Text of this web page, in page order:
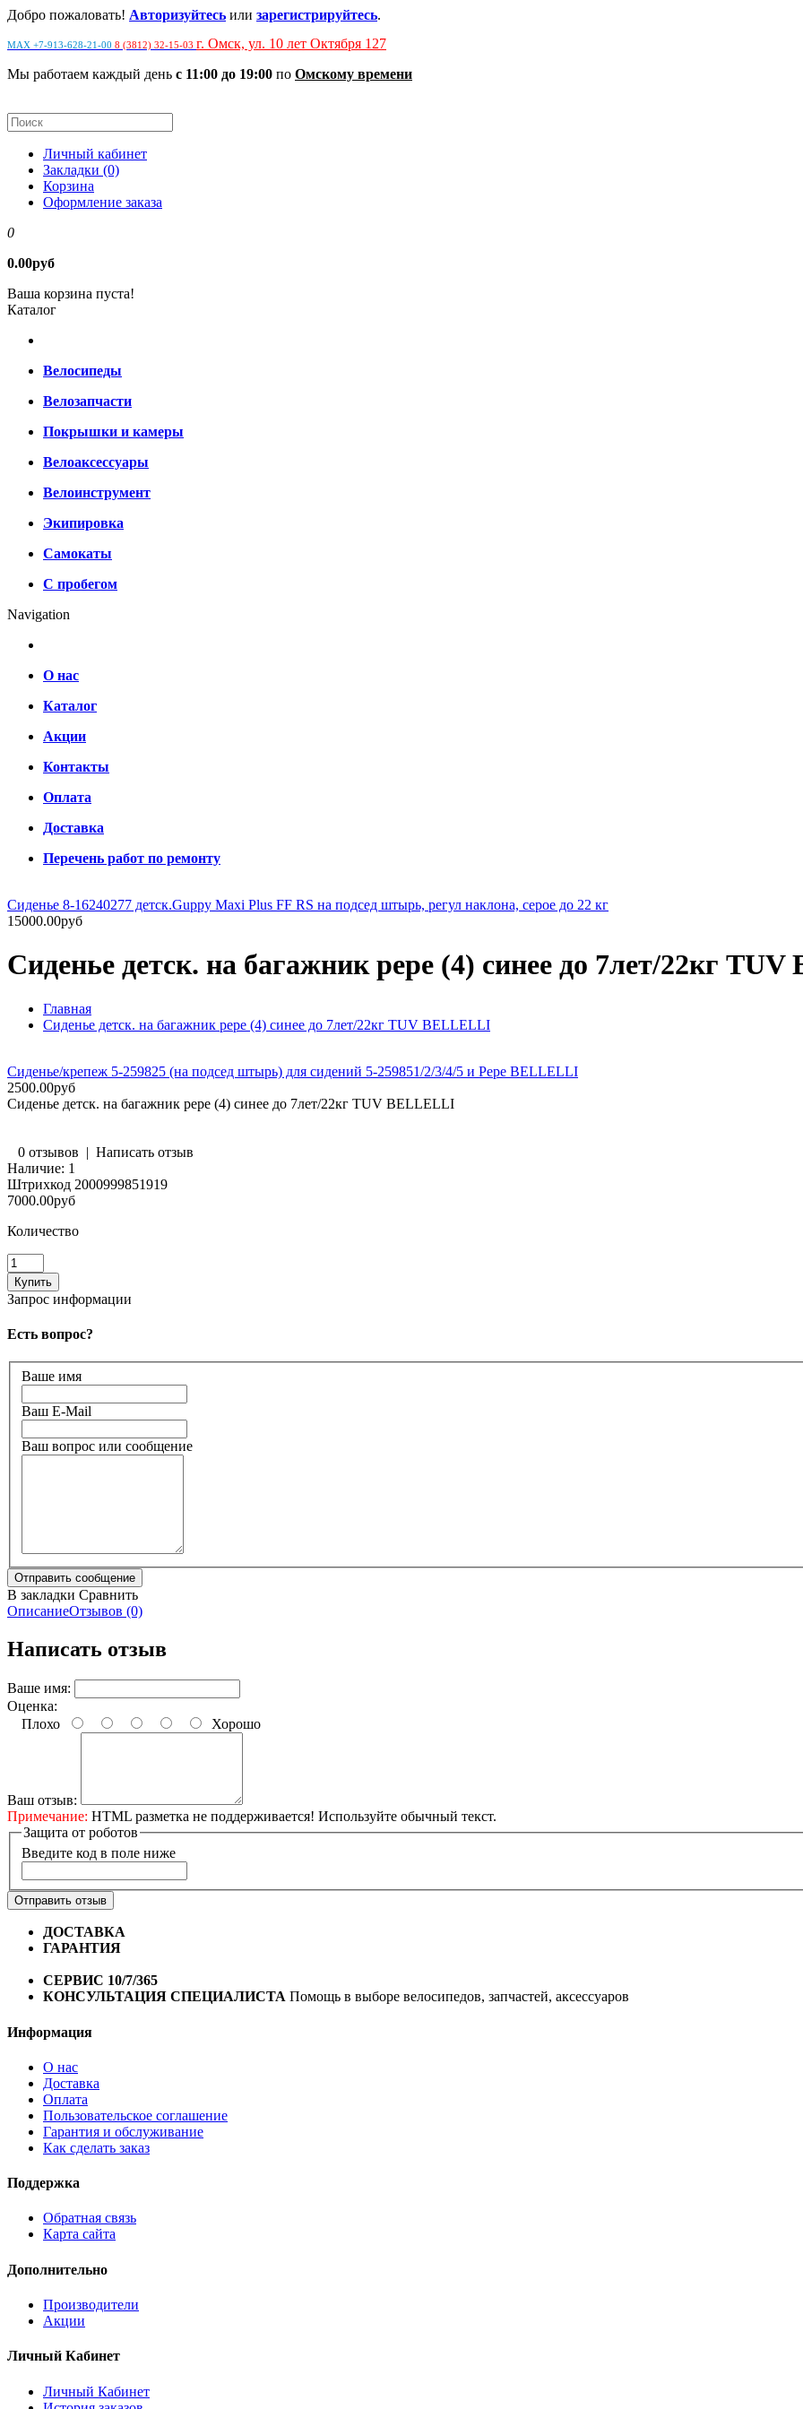
Добро пожаловать! Авторизуйтесь или зарегистрируйтесь.
MAX +7-913-628-21-00 8 (3812) 32-15-03 г. Омск, ул. 10 лет Октября 127
Мы работаем каждый день с 11:00 до 19:00 по Омскому времени
Личный кабинет
Закладки (0)
Корзина
Оформление заказа
0
0.00руб
Ваша корзина пуста!
Каталог
Велосипеды
Велозапчасти
Покрышки и камеры
Велоаксессуары
Велоинструмент
Экипировка
Самокаты
С пробегом
Navigation
О нас
Каталог
Акции
Контакты
Оплата
Доставка
Перечень работ по ремонту
Сиденье 8-16240277 детск.Guppy Maxi Plus FF RS на подсед штырь, регул наклона, серое до 22 кг
15000.00руб
Сиденье детск. на багажник pepe (4) синее до 7лет/22кг
Главная
Сиденье детск. на багажник pepe (4) синее до 7лет/22кг TUV BELLELLI
Сиденье/крепеж 5-259825 (на подсед штырь) для сидений 5-259851/2/3/4/5 и Pepe BELLELLI
2500.00руб
Сиденье детск. на багажник pepe (4) синее до 7лет/22кг TUV BELLELLI
0 отзывов | Написать отзыв
Наличие: 1
Штрихкод 2000999851919
7000.00руб
Количество
Запрос информации
Есть вопрос?
Ваше имя
Ваш E-Mail
Ваш вопрос или сообщение
В закладки Сравнить
ОписаниеОтзывов (0)
Написать отзыв
Ваше имя:
Оценка:
Плохо
Хорошо
Ваш отзыв:
Примечание: HTML разметка не поддерживается! Используйте обычный текст.
Защита от роботов
Введите код в поле ниже
Отправить отзыв
ДОСТАВКА
ГАРАНТИЯ
СЕРВИС 10/7/365
КОНСУЛЬТАЦИЯ СПЕЦИАЛИСТА Помощь в выборе велосипедов, запчастей, аксессуаров
Информация
О нас
Доставка
Оплата
Пользовательское соглашение
Гарантия и обслуживание
Как сделать заказ
Поддержка
Обратная связь
Карта сайта
Дополнительно
Производители
Акции
Личный Кабинет
Личный Кабинет